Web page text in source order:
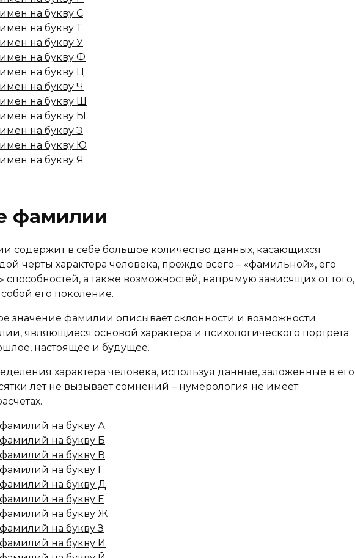
на букву С
на букву Т
на букву У
на букву Ф
на букву Ц
на букву Ч
на букву Ш
на букву Ы
на букву Э
на букву Ю
на букву Я
фамилии
содержит в себе большое количество данных, касающихся
черты характера человека, прежде всего – «фамильной», его
способностей, а также возможностей, напрямую зависящих от того,
его поколение.
значение фамилии описывает склонности и возможности
являющиеся основой характера и психологического портрета.
настоящее и будущее.
характера человека, используя данные, заложенные в его
лет не вызывает сомнений – нумерология не имеет
на букву А
на букву Б
на букву В
на букву Г
на букву Д
на букву Е
на букву Ж
на букву З
на букву И